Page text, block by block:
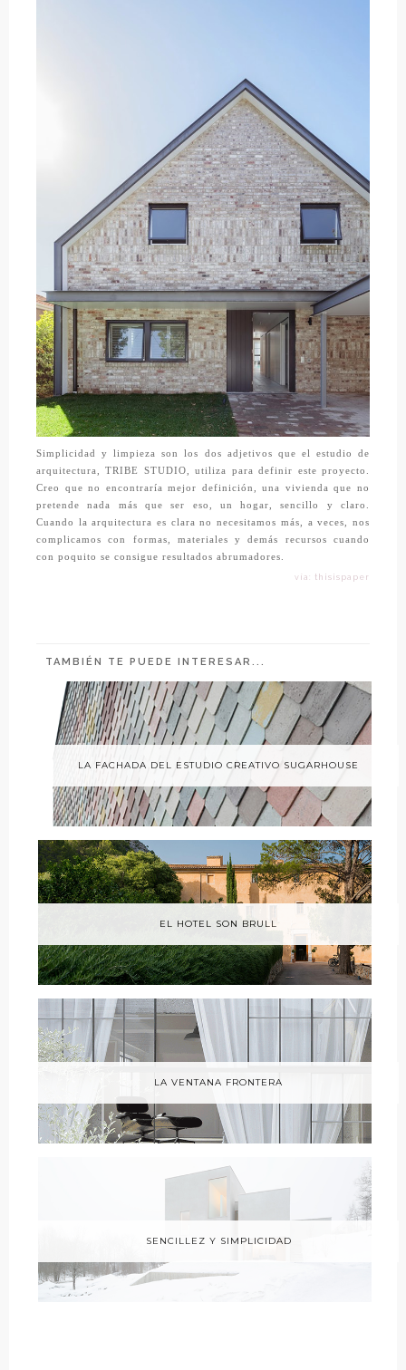
Simplicidad y limpieza son los dos adjetivos que el estudio de
arquitectura,TRIBE STUDIO,
utiliza para definir este proyecto.
Creo que no encontraría mejor definición, una vivienda que no
pretende nada más que ser eso, un hogar, sencillo y claro.
Cuando la arquitectura es clara no necesitamos más, a veces, nos
complicamos con formas, materiales y demás recursos cuando
con poquito se consigue resultados abrumadores.
vía: thisispaper
TAMBIÉN TE PUEDE INTERESAR...
LA FACHADA DEL ESTUDIO CREATIVO SUGARHOUSE
EL HOTEL SON BRULL
LA VENTANA FRONTERA
SENCILLEZ Y SIMPLICIDAD